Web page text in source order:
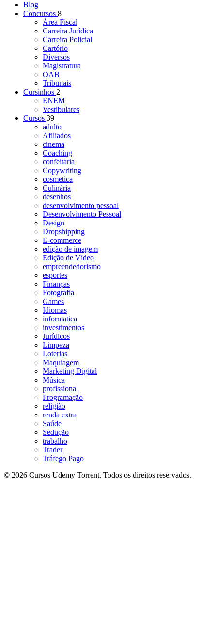
Blog
Concursos 8
Área Fiscal
Carreira Jurídica
Carreira Policial
Cartório
Diversos
Magistratura
OAB
Tribunais
Cursinhos 2
ENEM
Vestibulares
Cursos 39
adulto
Afiliados
cinema
Coaching
confeitaria
Copywriting
cosmetica
Culinária
desenhos
desenvolvimento pessoal
Desenvolvimento Pessoal
Design
Dropshipping
E-commerce
edição de imagem
Edição de Vídeo
empreendedorismo
esportes
Finanças
Fotografia
Games
Idiomas
informatica
investimentos
Jurídicos
Limpeza
Loterias
Maquiagem
Marketing Digital
Música
profissional
Programação
religião
renda extra
Saúde
Sedução
trabalho
Trader
Tráfego Pago
© 2026 Cursos Udemy Torrent. Todos os direitos reservados.